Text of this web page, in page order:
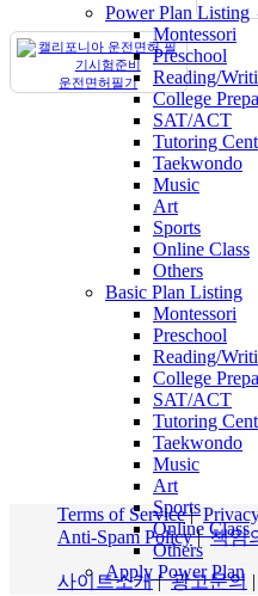
Power Plan Listing
Montessori
Preschool
Reading/
College
SAT/ACT
Tutoring
Taekwondo
Music
Art
Sports
Online Class
Others
Basic Plan Listing
Montessori
Preschool
Reading/
College
SAT/ACT
Tutoring
Taekwondo
Music
Art
Sports
Online Class
Others
Apply Power Plan
운전면허필기
Terms of Service|
Anti-Spam Policy|책임
사이트소개|광고문의 |